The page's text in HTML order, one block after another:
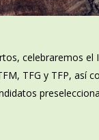
celebraremos
TFG y TFP, así